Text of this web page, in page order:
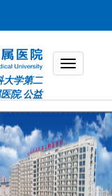
学第二
院.公益